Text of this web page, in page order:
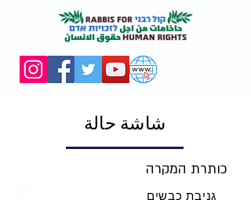
شاشة حالة
כותרת המקרה
גניבת כבשים